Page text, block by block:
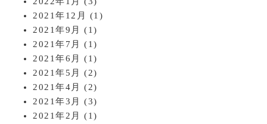
2021年12月
(1)
2021年9月
(1)
2021年7月
(1)
2021年6月
(1)
2021年5月
(2)
2021年4月
(2)
2021年3月
(3)
2021年2月
(1)